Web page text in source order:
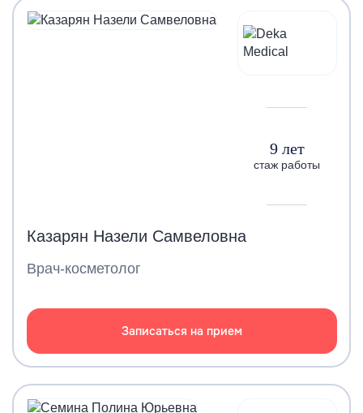
9 лет
стаж работы
Казарян Назели Самвеловна
Врач-косметолог
Записаться на прием